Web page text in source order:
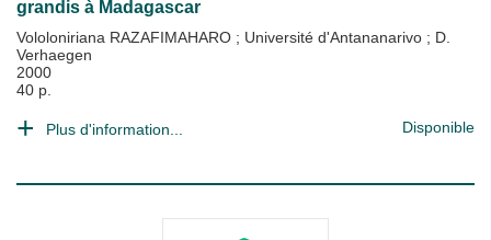
grandis à Madagascar
Vololoniriana RAZAFIMAHARO ; Université d'Antananarivo ; D.
Verhaegen
2000
40 p.
Plus d'information... Disponible